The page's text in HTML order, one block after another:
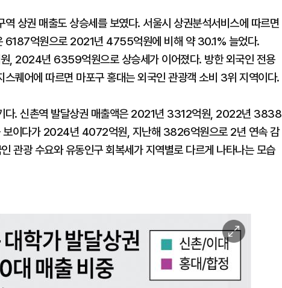
상권 매출도 상승세를 보였다. 서울시 상권분석서비스에 따르면
6187억원으로 2021년 4755억원에 비해 약 30.1% 늘었다.
년 6359억원으로 상승세가 이어졌다. 방한 외국인 전용
퀘어에 따르면 마포구 홍대는 외국인 관광객 소비 3위 지역이다.
다. 신촌역 발달상권 매출액은 2021년 3312억원, 2022년 3838
이다가 2024년 4072억원, 지난해 3826억원으로 2년 연속 감
관광 수요와 유동인구 회복세가 지역별로 다르게 나타나는 모습
이
미
지
확